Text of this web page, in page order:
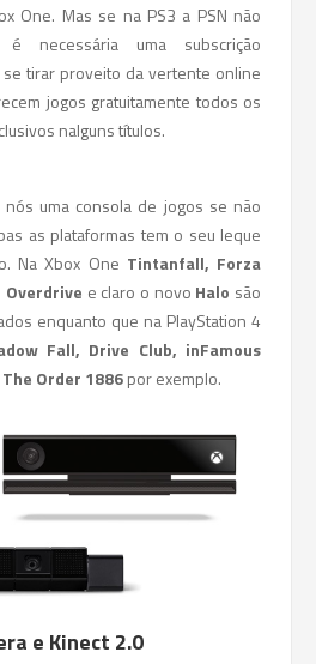
One. Mas se na PS3 a PSN não
necessária uma subscrição
se tirar proveito da vertente online
jogos gratuitamente todos os
nalguns títulos.
uma consola de jogos se não
as plataformas tem o seu leque
Na Xbox One Tintanfall, Forza
e claro o novo Halo são
enquanto que na PlayStation 4
Fall, Drive Club, inFamous
The Order 1886por exemplo.
e Kinect 2.0